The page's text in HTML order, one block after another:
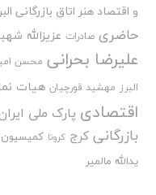
و اقتصاد هنر اتاق بازرگانی
حاضری صادرات عزیزالله
علیرضا بحرانی محسن
البرز مهشید قورچیان هیات
اقتصادی پارک ملی
بازرگانی کرج کرونا کمیسیون
یدالله مالمیر